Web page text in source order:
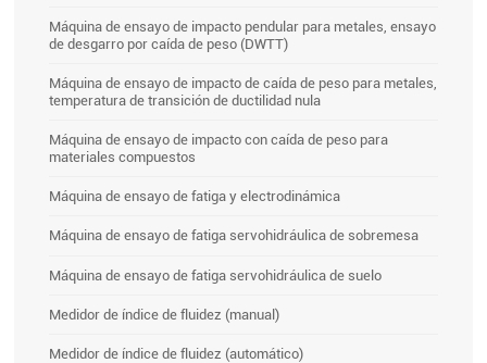
Máquina de ensayo de impacto pendular para metales, ensayo
de desgarro por caída de peso (DWTT)
Máquina de ensayo de impacto de caída de peso para metales,
temperatura de transición de ductilidad nula
Máquina de ensayo de impacto con caída de peso para
materiales compuestos
Máquina de ensayo de fatiga y electrodinámica
Máquina de ensayo de fatiga servohidráulica de sobremesa
Máquina de ensayo de fatiga servohidráulica de suelo
Medidor de índice de fluidez (manual)
Medidor de índice de fluidez (automático)